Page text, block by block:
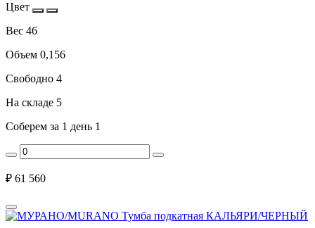
Цвет
Вес 46
Объем 0,156
Свободно 4
На складе 5
Соберем за 1 день 1
₽ 61 560